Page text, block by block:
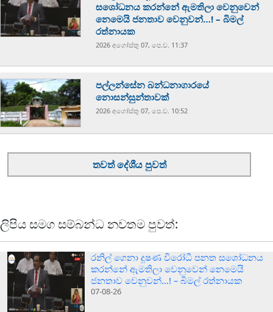
සශෝධනය කරන්නේ ඇමතිලා වෙනුවෙන්
නෙමෙයි ජනතාව වෙනුවන්…! – බිමල්
රත්නායක
2026 අගෝස්‍තු 07, පෙ.ව. 11:37
පල්ලන්සේන බන්ධනාගාරයේ
නොසන්සුන්තාවක්
2026 අගෝස්‍තු 07, පෙ.ව. 10:52
තවත් දේශීය පුවත්
ලිපිය සමග සම්බන්ධ නවතම පුවත්:
රනිල් ගෙනා දූෂණ විරෝධී පනත සශෝධනය
කරන්නේ ඇමතිලා වෙනුවෙන් නෙමෙයි
ජනතාව වෙනුවන්…! – බිමල් රත්නායක
07-08-26